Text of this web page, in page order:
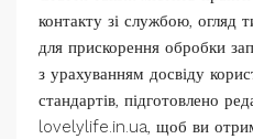
контакту зі службою, огляд
для прискорення обробки
з урахуванням досвіду
стандартів, підготовлено
lovelylife.in.ua, щоб ви